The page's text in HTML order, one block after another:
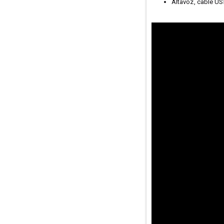
Altavoz, cable